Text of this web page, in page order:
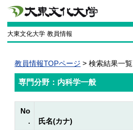
大東文化大学 教員情報
教員情報TOPページ > 検索結果一覧
専門分野：内科学一般
No
.
氏名(カナ)